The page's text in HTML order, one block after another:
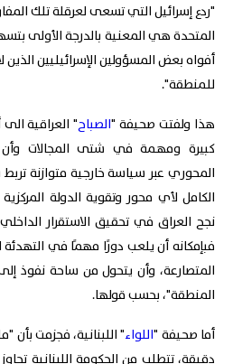
"ردع إسرائيل التي تسعى لعرقلة تلك
المتحدة هي المعنية بالدرجة الأولى
أفواه بعض المسؤولين الإسرائيليين الذين
للمنطقة".
هذا ولفتت صحيفة "الصباح" العراقية
كبيرة ومهمة في شتى المجالات
المحوري عبر سياسة خارجية متوازنة تربط
الكامل لأي محور وتقوية الدولة
نجح العراق في تحقيق الاستقرار
فبإمكانه أن يلعب دورًا مهمًا في التهدئة
المتصارعة، وأن يتحول من ساحة نفوذ
المنطقة"، بحسب قولها.
أما صحيفة "اللواء" اللبنانية، فجزمت
دقيقة، تتطلب من الحكومة اللبنانية